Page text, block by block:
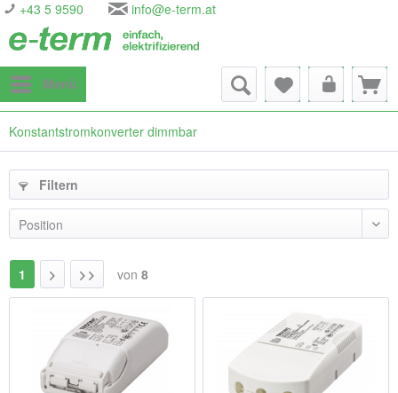
+43 5 9590 info@e-term.at
Menü
Konstantstromkonverter dimmbar
Filtern
1 von 8